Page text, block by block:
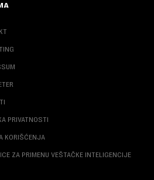
PRIVATNOSTI
KORIŠĆENJA
ZA PRIMENU VEŠTAČKE INTELIGENCIJE